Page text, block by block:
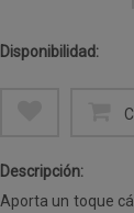
Disponibilidad:
Descripción:
Aporta un toque